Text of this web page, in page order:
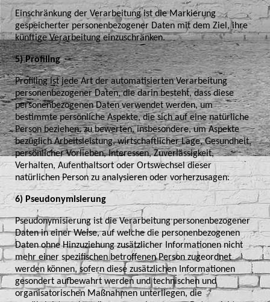
Einschränkung der Verarbeitung ist die Markierung
gespeicherter personenbezogener Daten mit dem Ziel, ihre
künftige Verarbeitung einzuschränken.
5) Profiling
Profiling ist jede Art der automatisierten Verarbeitung
personenbezogener Daten, die darin besteht, dass diese
personenbezogenen Daten verwendet werden, um
bestimmte persönliche Aspekte, die sich auf eine natürliche
Person beziehen, zu bewerten, insbesondere, um Aspekte
bezüglich Arbeitsleistung, wirtschaftlicher Lage, Gesundheit,
persönlicher Vorlieben, Interessen, Zuverlässigkeit,
Verhalten, Aufenthaltsort oder Ortswechsel dieser
natürlichen Person zu analysieren oder vorherzusagen.
6) Pseudonymisierung
Pseudonymisierung ist die Verarbeitung personenbezogener
Daten in einer Weise, auf welche die personenbezogenen
Daten ohne Hinzuziehung zusätzlicher Informationen nicht
mehr einer spezifischen betroffenen Person zugeordnet
werden können, sofern diese zusätzlichen Informationen
gesondert aufbewahrt werden und technischen und
organisatorischen Maßnahmen unterliegen, die